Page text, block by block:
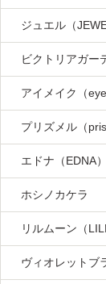
ジュエル（
ビクトリアガー
アイメイク（eye
プリズメル（
エドナ（EDNA）
ホシノカケラ
リルムーン（
ヴィオレットブ